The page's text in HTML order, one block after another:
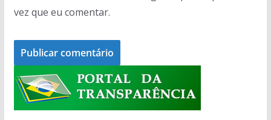
vez que eu comentar.